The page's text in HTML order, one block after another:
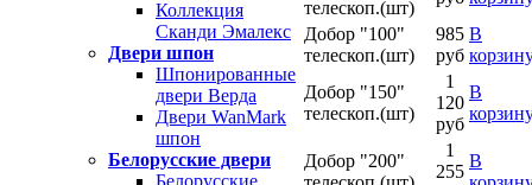
Коллекция
Сканди Эмалекс
Двери шпон
Шпонированные
двери Верда
Двери WanMark
шпон
Белорусские двери
Белорусские
телескоп.(шт)
Добор "100"
телескоп.(шт)
985
руб
В
Добор "150"
телескоп.(шт)
1
120
руб
В
Добор "200"
1
255
В